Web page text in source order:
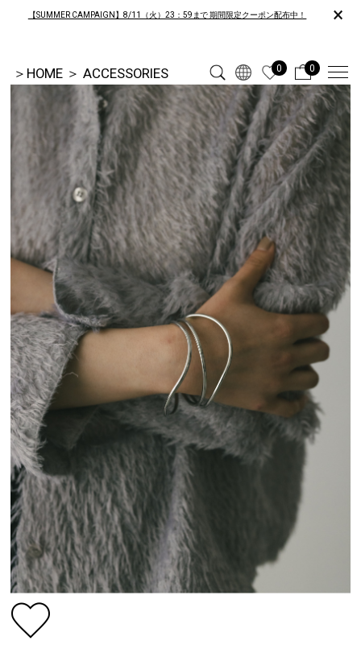
【SUMMER CAMPAIGN】8/11（火）23：59まで 期間限定クーポン配布中！ ×
＞ HOME ＞ ACCESSORIES 0 0